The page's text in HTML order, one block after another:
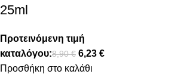
25ml
Προτεινόμενη τιμή
καταλόγου:8,90€ 6,23 €
Προσθήκη στο καλάθι